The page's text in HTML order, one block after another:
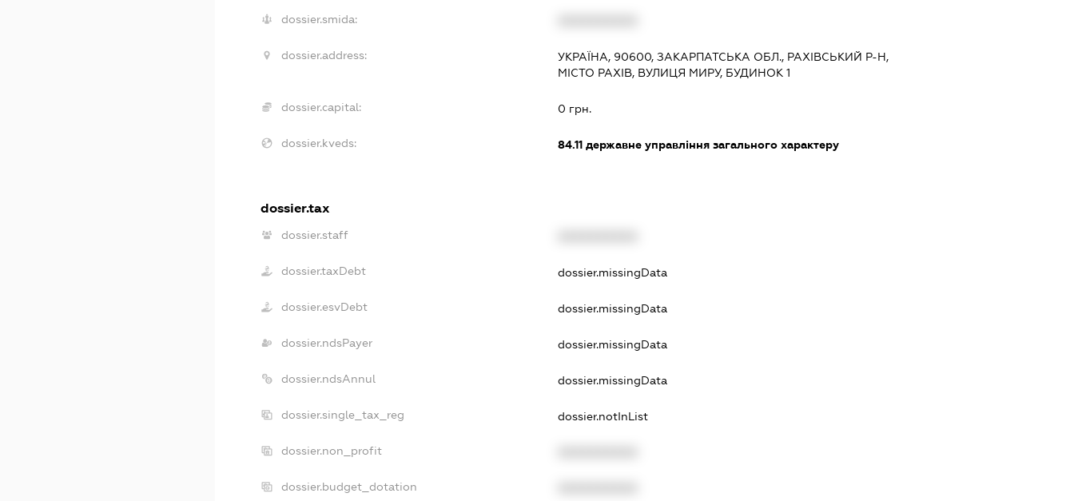
dossier.smida:
dossier.address:
УКРАЇНА, 90600, ЗАКАРПАТСЬКА ОБЛ., РАХІВСЬКИЙ Р-Н,
МІСТО РАХІВ, ВУЛИЦЯ МИРУ, БУДИНОК 1
dossier.capital: 0 грн.
dossier.kveds: 84.11державне управління загального характеру
dossier.tax
dossier.staff
dossier.taxDebt dossier.missingData
dossier.esvDebt dossier.missingData
dossier.ndsPayer dossier.missingData
dossier.ndsAnnul dossier.missingData
dossier.single_tax_reg dossier.notInList
dossier.non_profit
dossier.budget_dotation